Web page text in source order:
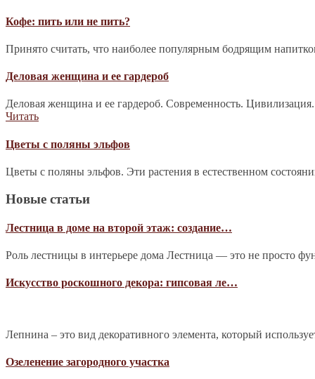
Кофе: пить или не пить?
Принято считать, что наиболее популярным бодрящим
Деловая женщина и ее гардероб
Деловая женщина и ее гардероб. Современность.
Читать
Цветы с поляны эльфов
Цветы с поляны эльфов. Эти растения в естественном
Новые статьи
Лестница в доме на второй этаж: создание…
Роль лестницы в интерьере дома Лестница — это не просто
Искусство роскошного декора: гипсовая ле…
Лепнина – это вид декоративного элемента, который
Озеленение загородного участка